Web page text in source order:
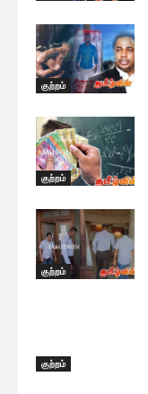
குற்றம்
குற்றம்
குற்றம்
குற்றம்